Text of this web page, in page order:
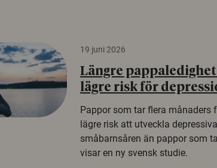
19 juni 2026
Längre
lägre risk för
Pappor som tar flera månaders
lägre risk att utveckla
småbarnsåren än pappor som
visar en ny svensk studie.